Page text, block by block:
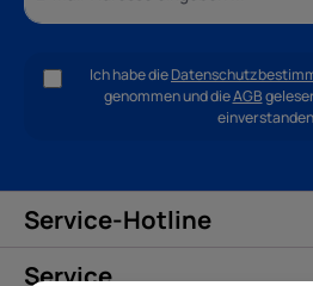
Ich habe die
genommen und dieAGB
Service-Hotline
Service